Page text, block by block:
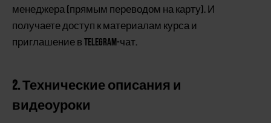
менеджера (прямым переводом на карту). И
получаете доступ к материалам курса и
приглашение в Telegram-чат.
2. Технические описания и
видеоуроки